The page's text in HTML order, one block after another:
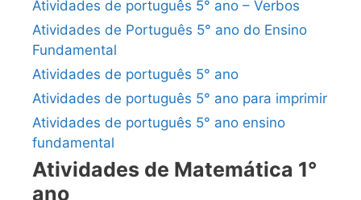
Atividades de português 5° ano – Verbos
Atividades de Português 5° ano do Ensino
Fundamental
Atividades de português 5° ano
Atividades de português 5° ano para imprimir
Atividades de português 5° ano ensino
fundamental
Atividades de Matemática 1°
ano